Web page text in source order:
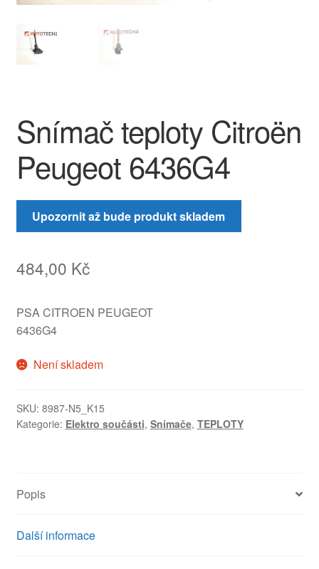
Platby
Reklamace
Reklamační řád
Vrakoviště Citroën
Snímač teploty Citroën
Peugeot 6436G4
Upozornit až bude produkt skladem
484,00 Kč
PSA CITROEN PEUGEOT
6436G4
Není skladem
SKU: 8987-N5_K15
Kategorie: Elektro součásti, Snímače, TEPLOTY
Popis
Další informace